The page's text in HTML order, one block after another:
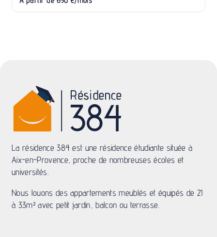
La résidence 384 est une résidence étudiante située à
Aix-en-Provence, proche de nombreuses écoles et
universités.
Nous louons des appartements meublés et équipés de 21
à 33m² avec petit jardin, balcon ou terrasse.